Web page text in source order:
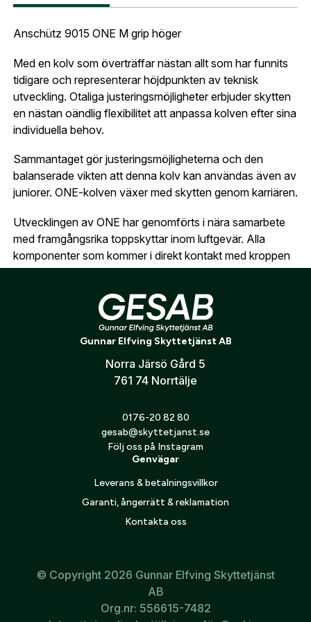
Anschütz 9015 ONE M grip höger
Med en kolv som överträffar nästan allt som har funnits
tidigare och representerar höjdpunkten av teknisk
utveckling. Otaliga justeringsmöjligheter erbjuder skytten
en nästan oändlig flexibilitet att anpassa kolven efter sina
individuella behov.
Sammantaget gör justeringsmöjligheterna och den
balanserade vikten att denna kolv kan användas även av
juniorer. ONE-kolven växer med skytten genom karriären.
Utvecklingen av ONE har genomförts i nära samarbete
med framgångsrika toppskyttar inom luftgevär. Alla
komponenter som kommer i direkt kontakt med kroppen
är tillverkade av högkvalitativ valnöt och ger skytten en
som rostfritt stål och höghållfast aluminium ger ONE-
kolven en enorm och unik stabilitet.
Glömt lösenord?
Skapa konto och handla enklare
Är du företag eller förening?Med ett eget
konto hos oss får du snabbare utcheckning,
översikt över dina beställningar och sparade
Är du en förening eller ett företag? Kontakta
oss så hjälper vi dig att skapa ett konto.
Postnummer: *
Ort:*
E-post:*
Verifiera e-post: *
Jag godkänner att mina personuppgifter behandlas enligt
Anschütz 9015 ONE Luftgevär
E-post adress
Jag godkänner att mina uppgifter sparas enligt
integritetspolicyn
Bevaka
Gunnar Elfving Skyttetjänst AB
Norra Järsö Gård 5
761 74 Norrtälje
0176-20 82 80
gesab@skyttetjanst.se
Följ oss på Instagram
Genvägar
Leverans & betalningsvillkor
Garanti, ångerrätt & reklamation
Kontakta oss
© Copyright 2026 Gunnar Elfving Skyttetjänst
AB
Org.nr: 556615-7482